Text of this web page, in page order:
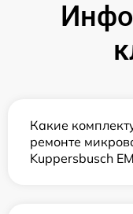
Какие
ремонте
Kuppersbusch